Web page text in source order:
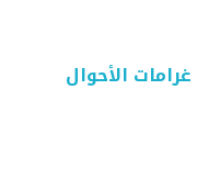
غرامات الأحوال